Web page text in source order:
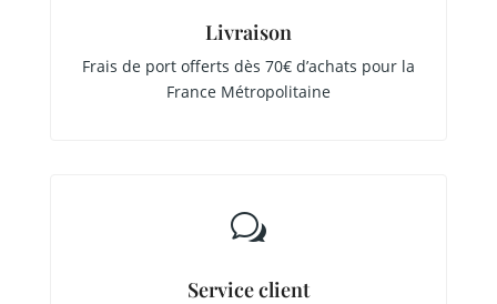
Livraison
Frais de port offerts dès 70€ d’achats pour la
France Métropolitaine
w
Service client